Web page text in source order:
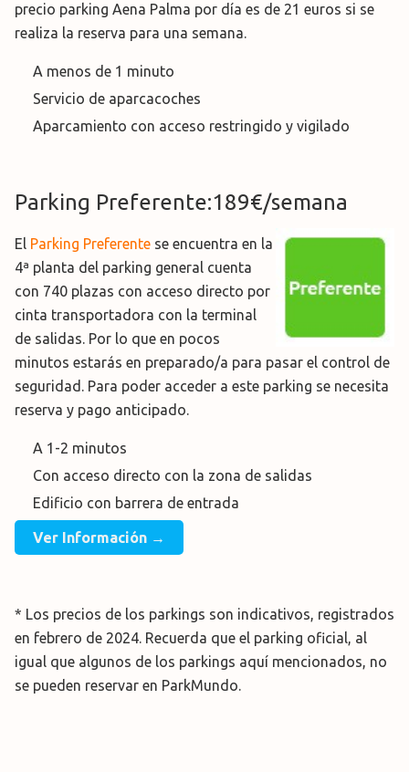
precio parking Aena Palma por día es de 21 euros si se
realiza la reserva para una semana.
A menos de 1 minuto
Servicio de aparcacoches
Aparcamiento con acceso restringido y vigilado
Parking Preferente:189€/semana
El Parking Preferente se encuentra en la
4ª planta del parking general cuenta
con 740 plazas con acceso directo por
cinta transportadora con la terminal
de salidas. Por lo que en pocos
minutos estarás en preparado/a para pasar el control de
seguridad. Para poder acceder a este parking se necesita
reserva y pago anticipado.
A 1-2 minutos
Con acceso directo con la zona de salidas
Edificio con barrera de entrada
Ver Información →
* Los precios de los parkings son indicativos, registrados
en febrero de 2024. Recuerda que el parking oficial, al
igual que algunos de los parkings aquí mencionados, no
se pueden reservar en ParkMundo.